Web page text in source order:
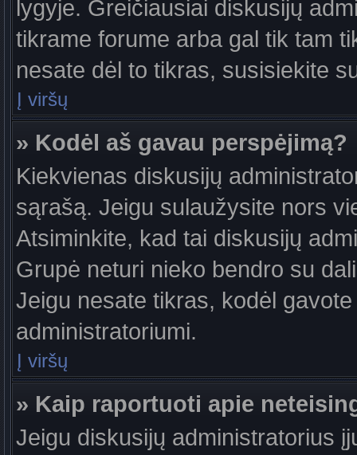
lygyje. Greičiausiai diskusijų
tikrame forume arba gal tik tam
nesate dėl to tikras, susisiekite
Į viršų
» Kodėl aš gavau perspėjimą?
Kiekvienas diskusijų
sąrašą. Jeigu sulaužysite nors
Atsiminkite, kad tai diskusijų
Grupė neturi nieko bendro su
Jeigu nesate tikras, kodėl
administratoriumi.
Į viršų
» Kaip raportuoti apie
Jeigu diskusijų administratorius